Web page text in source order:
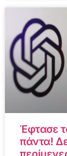
Έφτασε
πάντα!